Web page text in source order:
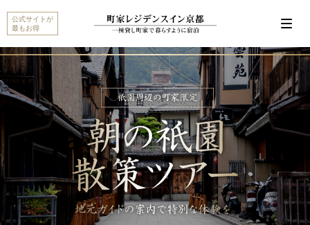
公式サイトが
最もお得
こんにちは。MACHIYA INNS & HOTELSのマチヤAIで
す。宿をお探しですか？それとも宿や予約についてご
質問がありますか？
町家宿を探す 予約に関するご質問